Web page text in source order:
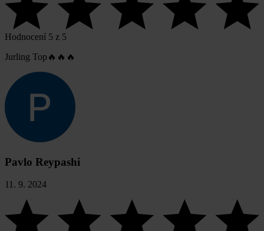
Hodnocení 5 z 5
Jurling Top🔥🔥🔥
Pavlo Reypashi
11. 9. 2024